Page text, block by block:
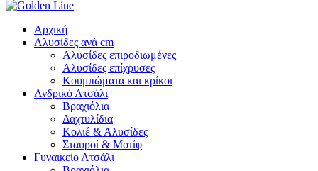
Αρχική
Αλυσίδες ανά cm
Αλυσίδες επιροδιωμένες
Αλυσίδες επίχρυσες
Κουμπώματα και κρίκοι
Ανδρικό Ατσάλι
Βραχιόλια
Δαχτυλίδια
Κολιέ & Αλυσίδες
Σταυροί & Μοτίφ
Γυναικείο Ατσάλι